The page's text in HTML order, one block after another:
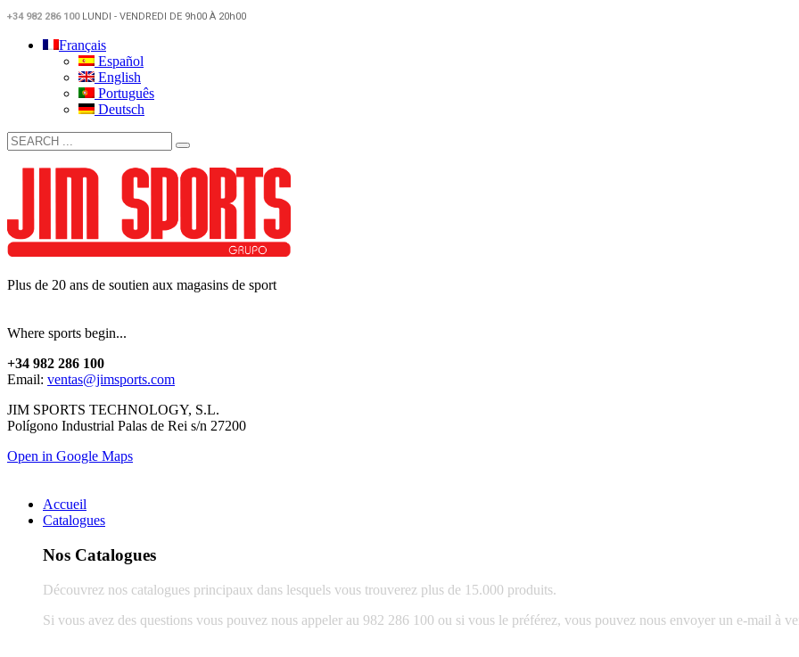
+34 982 286 100LUNDI - VENDREDI DE 9h00 À 20h00
Français
Español
English
Português
Deutsch
Plus de 20 ans de soutien aux magasins de sport
Where sports begin...
+34 982 286 100
Email: ventas@jimsports.com
JIM SPORTS TECHNOLOGY, S.L.
Polígono Industrial Palas de Rei s/n 27200
Open in Google Maps
Accueil
Catalogues
Nos Catalogues
Découvrez nos catalogues principaux dans lesquels vous trouverez plus de 15.000 produits.
Si vous avez des questions vous pouvez nous appeler au 982 286 100 ou si vous le préférez, vous pouvez nous envoyer un e-mail à